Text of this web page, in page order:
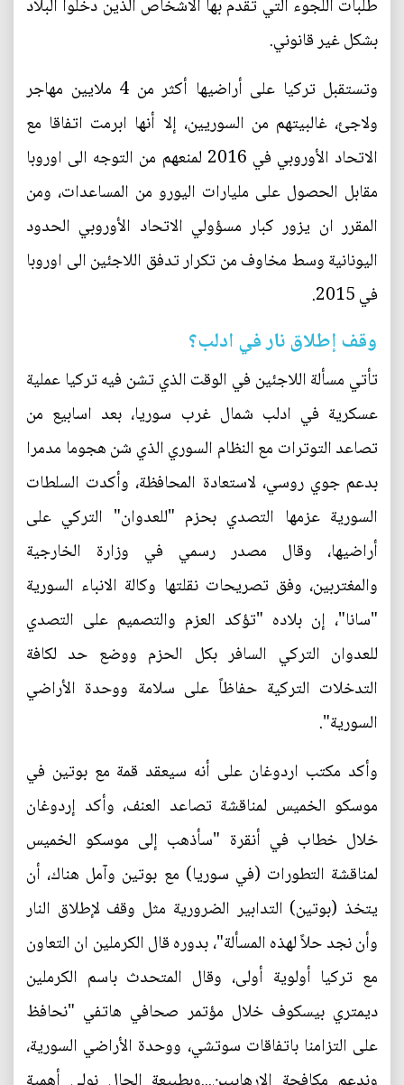
طلبات اللجوء التي تقدم بها الاشخاص الذين دخلوا البلاد
بشكل غير قانوني.
وتستقبل تركيا على أراضيها أكثر من 4 ملايين مهاجر
ولاجئ، غالبيتهم من السوريين، إلا أنها ابرمت اتفاقا مع
الاتحاد الأوروبي في 2016 لمنعهم من التوجه الى اوروبا
مقابل الحصول على مليارات اليورو من المساعدات، ومن
المقرر ان يزور كبار مسؤولي الاتحاد الأوروبي الحدود
اليونانية وسط مخاوف من تكرار تدفق اللاجئين الى اوروبا
في 2015.
وقف إطلاق نار في ادلب؟
تأتي مسألة اللاجئين في الوقت الذي تشن فيه تركيا عملية
عسكرية في ادلب شمال غرب سوريا، بعد اسابيع من
تصاعد التوترات مع النظام السوري الذي شن هجوما مدمرا
بدعم جوي روسي، لاستعادة المحافظة، وأكدت السلطات
السورية عزمها التصدي بحزم "للعدوان" التركي على
أراضيها، وقال مصدر رسمي في وزارة الخارجية
والمغتربين، وفق تصريحات نقلتها وكالة الانباء السورية
"سانا"، إن بلاده "تؤكد العزم والتصميم على التصدي
للعدوان التركي السافر بكل الحزم ووضع حد لكافة
التدخلات التركية حفاظاً على سلامة ووحدة الأراضي
السورية".
وأكد مكتب اردوغان على أنه سيعقد قمة مع بوتين في
موسكو الخميس لمناقشة تصاعد العنف، وأكد إردوغان
خلال خطاب في أنقرة "سأذهب إلى موسكو الخميس
لمناقشة التطورات (في سوريا) مع بوتين وآمل هناك، أن
يتخذ (بوتين) التدابير الضرورية مثل وقف لإطلاق النار
وأن نجد حلاً لهذه المسألة"، بدوره قال الكرملين ان التعاون
مع تركيا أولوية أولى، وقال المتحدث باسم الكرملين
ديمتري بيسكوف خلال مؤتمر صحافي هاتفي "نحافظ
على التزامنا باتفاقات سوتشي، ووحدة الأراضي السورية،